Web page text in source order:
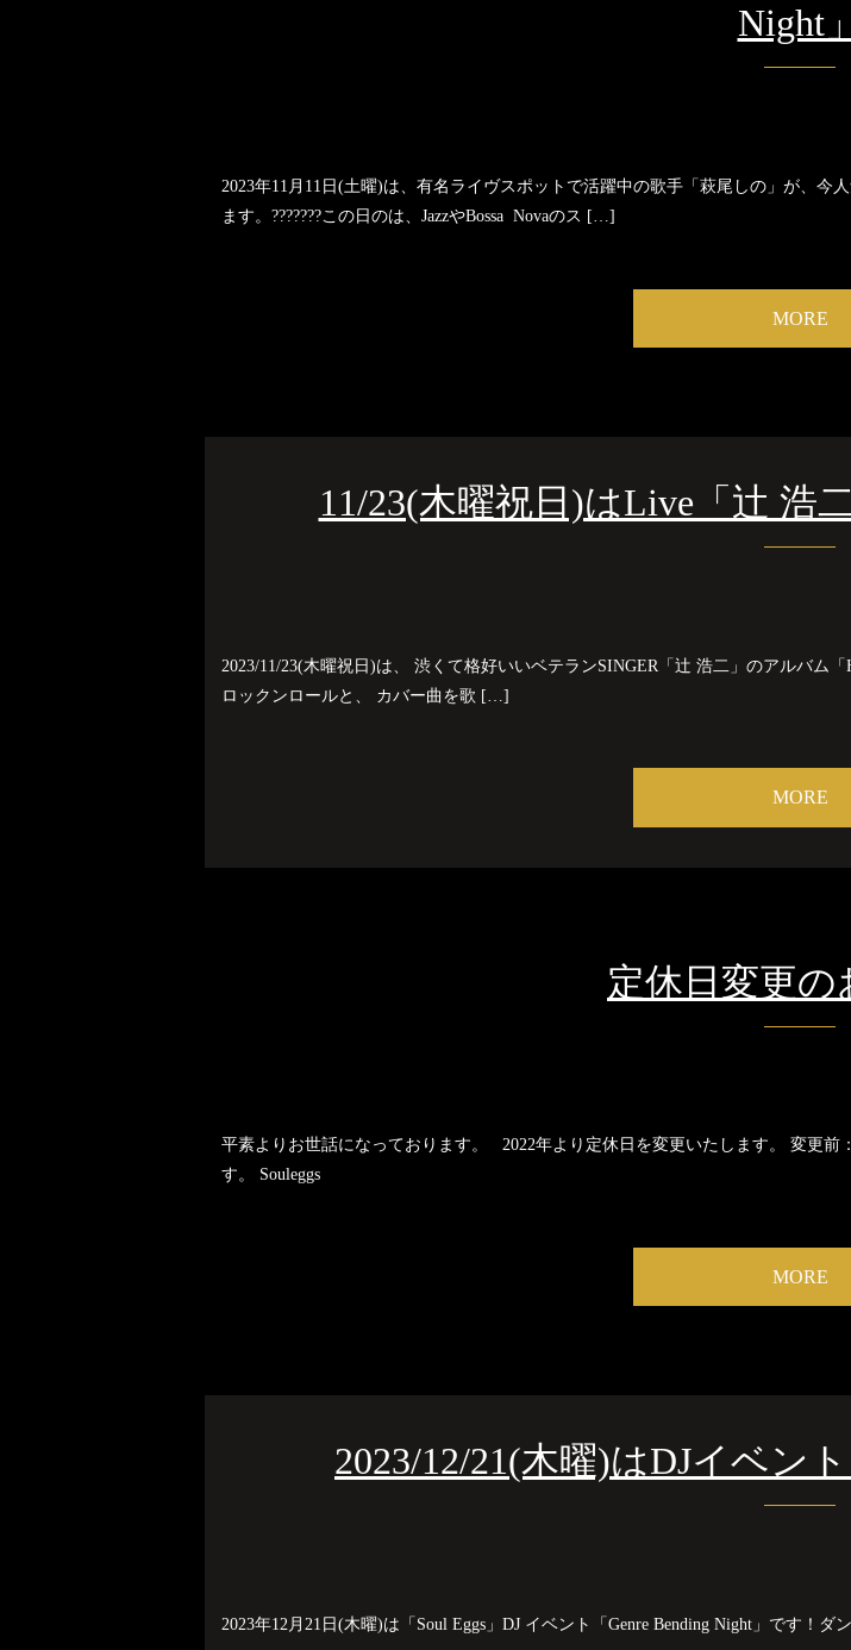
Night」
2023年11月11日(土曜)は、有名ライヴスポットで活躍中の歌手「萩尾しの」が、
ます。???????この日のは、JazzやBossa Novaのス […]
MORE
11/23(木曜祝日)はLive「辻 浩
2023/11/23(木曜祝日)は、 渋くて格好いいベテランSINGER「辻 浩二」のアルバ
ロックンロールと、 カバー曲を歌 […]
MORE
定休日変更の
平素よりお世話になっております。 2022年より定休日を変更いたします。 変更
す。 Souleggs
MORE
2023/12/21(木曜)はDJイベン
2023年12月21日(木曜)は「Soul Eggs」DJ イベント「Genre Bending Night」です！